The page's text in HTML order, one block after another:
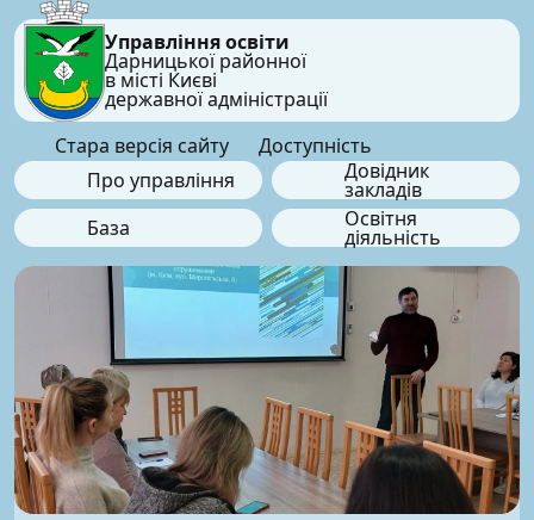
Управління освіти
Дарницької районної
в місті Києві
державної адміністрації
Стара версія сайту
Доступність
Про управління
Довідник
закладів
База
Освітня
діяльність